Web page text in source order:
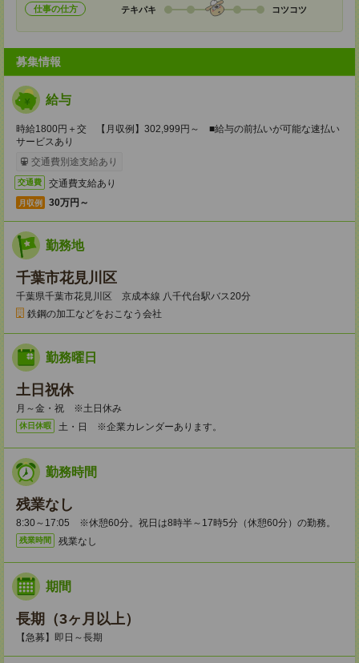
仕事の仕方 テキパキ コツコツ
募集情報
給与
時給1800円＋交 【月収例】302,999円～ ■給与の前払いが可能な速払い
サービスあり
交通費別途支給あり
交通費 交通費支給あり
月収例 30万円～
勤務地
千葉市花見川区
千葉県千葉市花見川区 京成本線 八千代台駅バス20分
鉄鋼の加工などをおこなう会社
勤務曜日
土日祝休
月～金・祝 ※土日休み
休日休暇 土・日 ※企業カレンダーあります。
勤務時間
残業なし
8:30～17:05 ※休憩60分。祝日は8時半～17時5分（休憩60分）の勤務。
残業時間 残業なし
期間
長期（3ヶ月以上）
【急募】即日～長期